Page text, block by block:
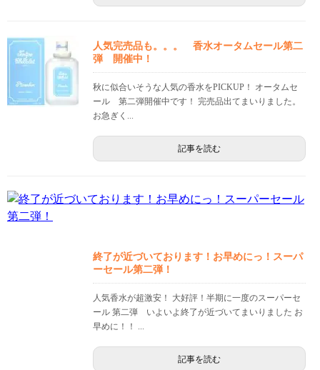
人気完売品も。。。 香水オータムセール第二
弾 開催中！
秋に似合いそうな人気の香水をPICKUP！ オータムセ
ール 第二弾開催中です！ 完売品出てまいりました。
お急ぎく...
記事を読む
終了が近づいております！お早めにっ！スーパ
ーセール第二弾！
人気香水が超激安！ 大好評！半期に一度のスーパーセ
ール 第二弾 いよいよ終了が近づいてまいりました お
早めに！！ ...
記事を読む